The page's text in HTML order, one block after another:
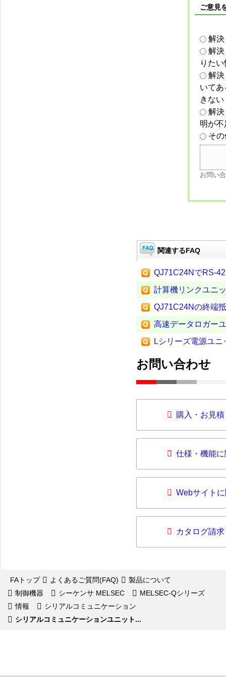
ご意見
解
解
りた
解
いて
きない
解
明が
そ
お問い
関連するFAQ
QJ71C24NでRS-
計算機リンクユニ
QJ71C24Nの終端
高速データロガー
Lシリーズ電源ユ
お問い合わせ
購入・お見
仕様・機能
Webサイト
カタログ請求
FAトップ よくあるご質問(FAQ)
製品について
制御機器
シーケンサ MELSEC
MELSEC-Qシリーズ
情報
シリアルコミュニケーション
シリアルコミュニケーションユニット...